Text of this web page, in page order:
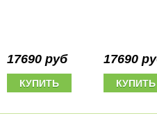
17690 руб 17690